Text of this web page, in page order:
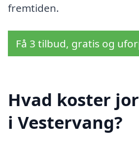
fremtiden.
Få 3 tilbud, gratis og
Hvad koster
i Vestervang?